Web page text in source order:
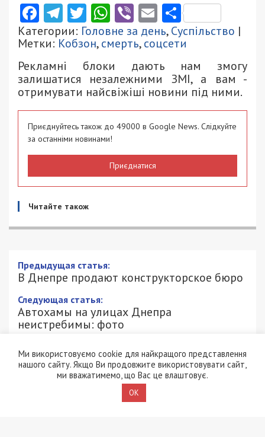
Facebook
Telegram
Twitter
WhatsApp
ViberEmail
Категории: Головне за день,Суспільство |
Метки: Кобзон,смерть,соцсети
Рекламні блоки дають нам змогу
залишатися незалежними ЗМІ, а вам -
отримувати найсвіжіші новини під ними.
Приєднуйтесь також до 49000 в Google News. Слідкуйте
за останніми новинами!
Приєднатися
Читайте також
Предыдущая статья:
В Днепре продают конструкторское бюро
Следующая статья:
Автохамы на улицах Днепра
неистребимы: фото
Ми використовуємо cookie для найкращого представлення
нашого сайту. Якщо Ви продовжите використовувати сайт,
ми вважатимемо, що Вас це влаштовує.
OK